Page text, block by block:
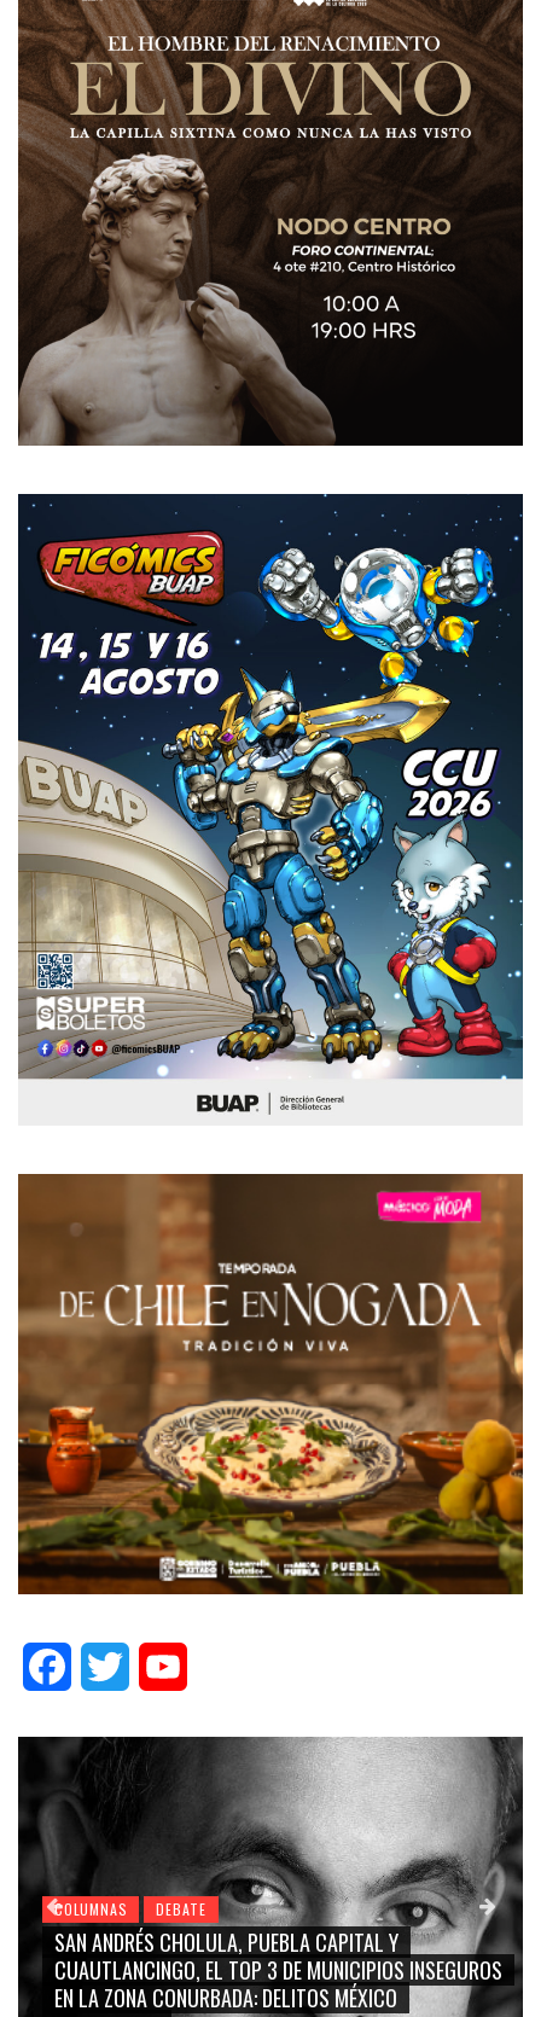
FacebookTwitter
COLUMNAS DEBATE
SAN ANDRÉS CHOLULA, PUEBLA CAPITAL Y
CUAUTLANCINGO, EL TOP 3 DE MUNICIPIOS INSEGUROS
EN LA ZONA CONURBADA: DELITOS MÉXICO